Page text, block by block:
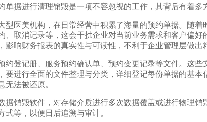
据进行清理销毁是一项不容忽视的工作，其背后有着多
型医美机构，在日常经营中积累了海量的预约单据。随
、取消记录等，这会干扰企业对当前业务需求和客户偏
影响财务报表的真实性与可读性，不利于企业管理层做
约登记册、服务预约确认单、预约变更记录等文件。这
要进行全面的文件整理与分类，详细登记每份单据的基
无法被还原。
据销毁软件，对存储介质进行多次数据覆盖或进行物理
式等，以便日后追溯与审计。